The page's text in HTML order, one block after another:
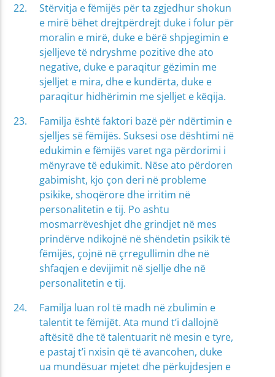
Stërvitja e fëmijës për ta zgjedhur shokun
e mirë bëhet drejtpërdrejt duke i folur për
moralin e mirë, duke e bërë shpjegimin e
sjelljeve të ndryshme pozitive dhe ato
negative, duke e paraqitur gëzimin me
sjelljet e mira, dhe e kundërta, duke e
paraqitur hidhërimin me sjelljet e këqija.
Familja është faktori bazë për ndërtimin e
sjelljes së fëmijës. Suksesi ose dështimi në
edukimin e fëmijës varet nga përdorimi i
mënyrave të edukimit. Nëse ato përdoren
gabimisht, kjo çon deri në probleme
psikike, shoqërore dhe irritim në
personalitetin e tij. Po ashtu
mosmarrëveshjet dhe grindjet në mes
prindërve ndikojnë në shëndetin psikik të
fëmijës, çojnë në çrregullimin dhe në
shfaqjen e devijimit në sjellje dhe në
personalitetin e tij.
Familja luan rol të madh në zbulimin e
talentit te fëmijët. Ata mund t’i dallojnë
aftësitë dhe të talentuarit në mesin e tyre,
e pastaj t’i nxisin që të avancohen, duke
ua mundësuar mjetet dhe përkujdesjen e